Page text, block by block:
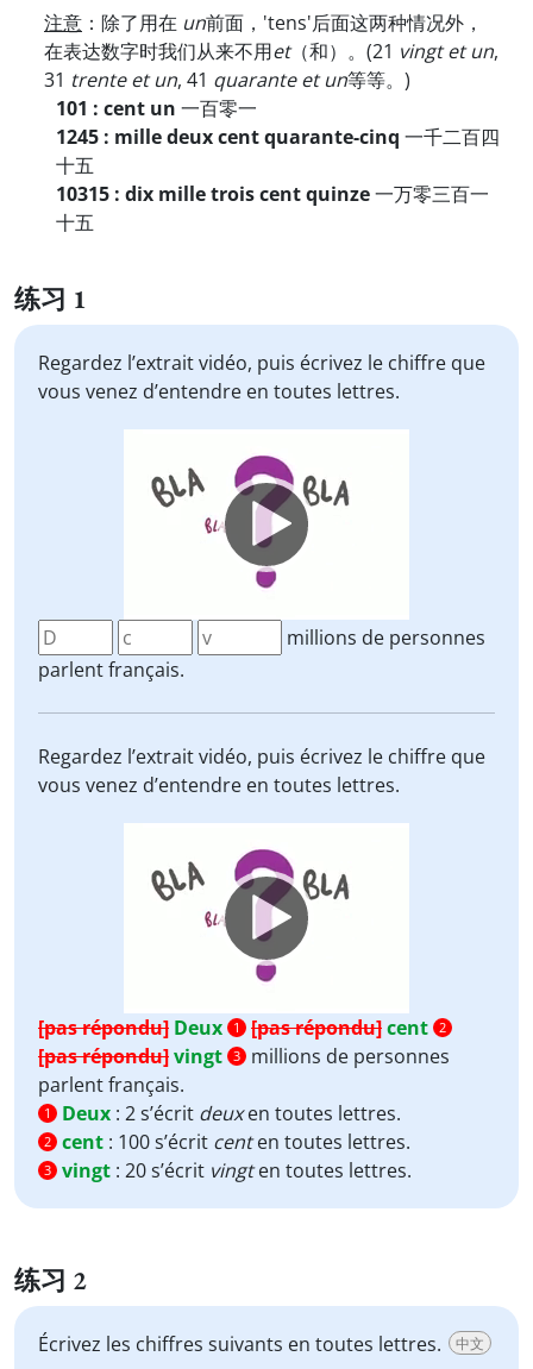
注意 ：除了用在 un前面，'tens'后面这两种情况外，
在表达数字时我们从来不用et（和）。(21 vingt et un,
31 trente et un, 41 quarante et un等等。)
101 : cent un 一百零一
1245 : mille deux cent quarante-cinq 一千二百四
十五
10315 : dix mille trois cent quinze一万零三百一
十五
练习 1
Regardez l’extrait vidéo, puis écrivez le chiffre que
vous venez d’entendre en toutes lettres.
Player
millions de personnes
parlent français.
Regardez l’extrait vidéo, puis écrivez le chiffre que
vous venez d’entendre en toutes lettres.
Player
[pas répondu] Deux 1 [pas répondu]cent 2
[pas répondu]vingt 3
millions de personnes
parlent français.
1 Deux : 2 s’écrit deuxen toutes lettres.
2 cent : 100 s’écrit centen toutes lettres.
3 vingt : 20 s’écrit vingten toutes lettres.
练习 2
Écrivez les chiffres suivants en toutes lettres. 中文